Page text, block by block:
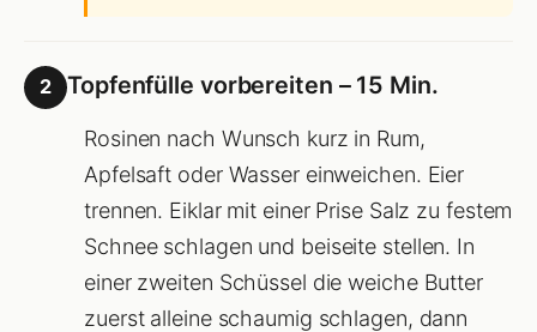
2 Topfenfülle vorbereiten – 15 Min.
Rosinen nach Wunsch kurz in Rum,
Apfelsaft oder Wasser einweichen. Eier
trennen. Eiklar mit einer Prise Salz zu festem
Schnee schlagen und beiseite stellen. In
einer zweiten Schüssel die weiche Butter
zuerst alleine schaumig schlagen, dann